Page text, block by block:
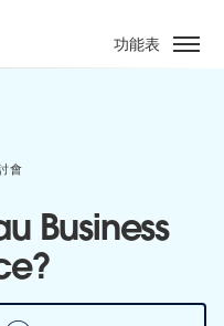
功能表
會
Business